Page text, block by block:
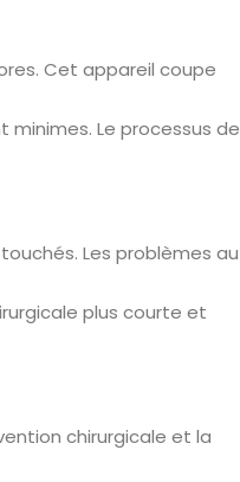
Cet appareil coupe
Le processus de
Les problèmes au
plus courte et
chirurgicale et la